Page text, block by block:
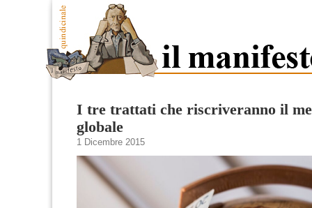
I tre trattati che riscriveranno il
globale
1 Dicembre 2015